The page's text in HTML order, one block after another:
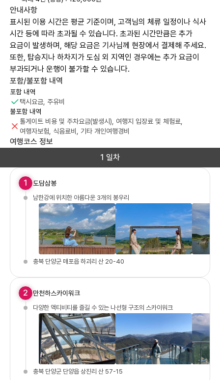
안내사항
표시된 이용 시간은 평균 기준이며, 고객님의 체류 일정이나 식사
시간 등에 따라 초과될 수 있습니다. 초과된 시간만큼은 추가
요금이 발생하며, 해당 요금은 기사님께 현장에서 결제해 주세요.
또한, 탑승지나 하차지가 도심 외 지역인 경우에는 추가 요금이
부과되거나 운행이 불가할 수 있습니다.
포함/불포함 내역
포함 내역
택시요금, 주유비
불포함 내역
톨게이트 비용 및 주차요금(발생시), 여행지 입장료 및 체험료,
여행자보험, 식음료비, 기타 개인여행경비
여행코스 정보
1 일차
1 도담삼봉
남한강에 위치한 아름다운 3개의 봉우리
충북 단양군 매포읍 하괴리 산 20-40
2 만천하스카이워크
다양한 액티비티를 즐길 수 있는 나선형 구조의 스카이워크
충북 단양군 단양읍 상진리 산 57-15